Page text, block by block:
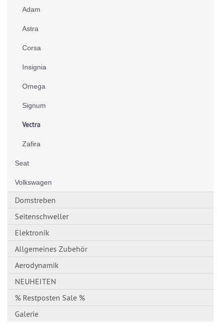
Adam
Astra
Corsa
Insignia
Omega
Signum
Vectra
Zafira
Seat
Volkswagen
Domstreben
Seitenschweller
Elektronik
Allgemeines Zubehör
Aerodynamik
NEUHEITEN
% Restposten Sale %
Galerie